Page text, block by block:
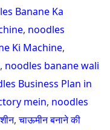
Banane Ka
, noodles
Ki Machine,
, noodles banane wali
Business Plan in
mein, noodles
,चाऊमीन बनाने की